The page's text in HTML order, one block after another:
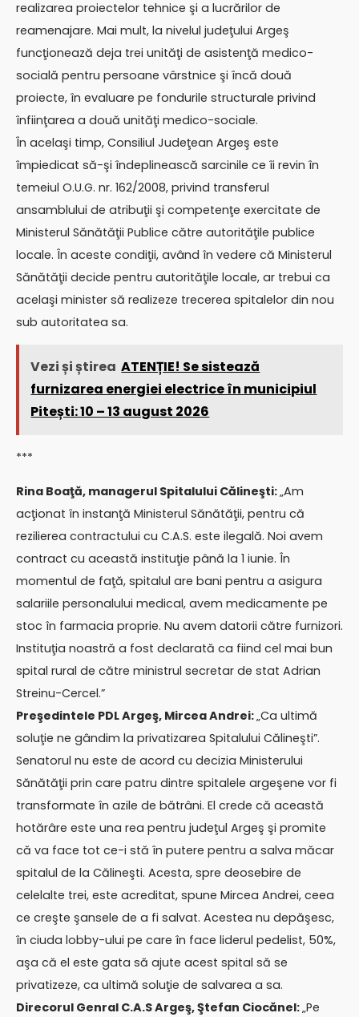
realizarea proiectelor tehnice şi a lucrărilor de
reamenajare. Mai mult, la nivelul judeţului Argeş
funcţionează deja trei unităţi de asistenţă medico-
socială pentru persoane vârstnice şi încă două
proiecte, în evaluare pe fondurile structurale privind
înfiinţarea a două unităţi medico-sociale.
În acelaşi timp, Consiliul Judeţean Argeş este
împiedicat să-şi îndeplinească sarcinile ce îi revin în
temeiul O.U.G. nr. 162/2008, privind transferul
ansamblului de atribuţii şi competenţe exercitate de
Ministerul Sănătăţii Publice către autorităţile publice
locale. În aceste condiţii, având în vedere că Ministerul
Sănătăţii decide pentru autorităţile locale, ar trebui ca
acelaşi minister să realizeze trecerea spitalelor din nou
sub autoritatea sa.
Vezi și știrea ATENȚIE! Se sistează
furnizarea energiei electrice în municipiul
Pitești: 10 – 13 august 2026
***
Rina Boaţă, managerul Spitalului Călineşti:„Am
acţionat în instanţă Ministerul Sănătăţii, pentru că
rezilierea contractului cu C.A.S. este ilegală. Noi avem
contract cu această instituţie până la 1 iunie. În
momentul de faţă, spitalul are bani pentru a asigura
salariile personalului medical, avem medicamente pe
stoc în farmacia proprie. Nu avem datorii către furnizori.
Instituţia noastră a fost declarată ca fiind cel mai bun
spital rural de către ministrul secretar de stat Adrian
Streinu-Cercel.”
Preşedintele PDL Argeş, Mircea Andrei:„Ca ultimă
soluţie ne gândim la privatizarea Spitalului Călineşti”.
Senatorul nu este de acord cu decizia Ministerului
Sănătăţii prin care patru dintre spitalele argeşene vor fi
transformate în azile de bătrâni. El crede că această
hotărâre este una rea pentru judeţul Argeş şi promite
că va face tot ce-i stă în putere pentru a salva măcar
spitalul de la Călineşti. Acesta, spre deosebire de
celelalte trei, este acreditat, spune Mircea Andrei, ceea
ce creşte şansele de a fi salvat. Acestea nu depăşesc,
în ciuda lobby-ului pe care în face liderul pedelist, 50%,
aşa că el este gata să ajute acest spital să se
privatizeze, ca ultimă soluţie de salvarea a sa.
Direcorul Genral C.A.S Argeş, Ştefan Ciocănel:„Pe